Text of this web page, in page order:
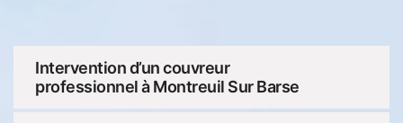
Intervention d’un couvreur
professionnel à Montreuil Sur Barse